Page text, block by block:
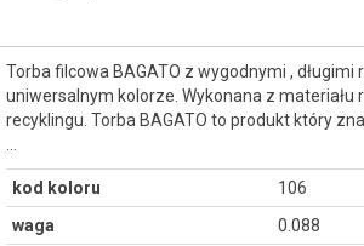
Torba filcowa BAGATO z wygodnymi ,
uniwersalnym kolorze. Wykonana z materiału
recyklingu. Torba BAGATO to produkt który
kod koloru
106
waga
0.088